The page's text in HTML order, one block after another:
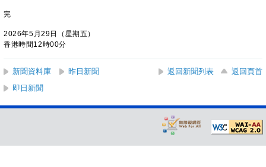
完
2026年5月29日（星期五）
香港時間12時00分
新聞資料庫 昨日新聞 返回新聞列表
返回頁首
即日新聞